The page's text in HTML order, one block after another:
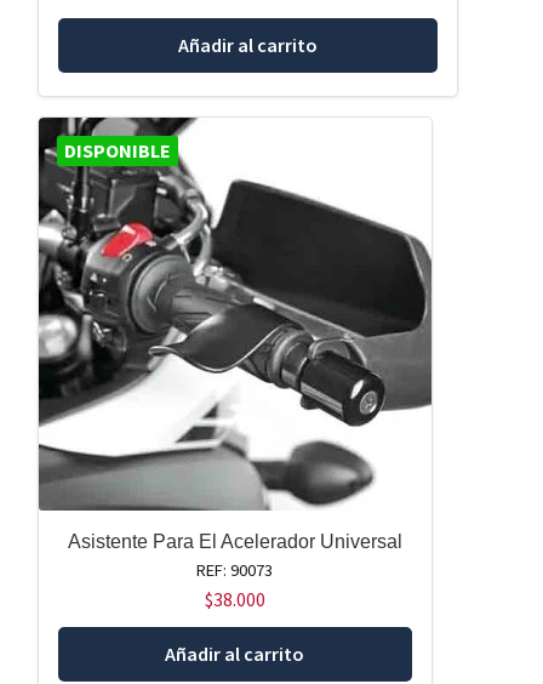
Añadir al carrito
DISPONIBLE
Asistente Para El Acelerador Universal
REF: 90073
$38.000
Añadir al carrito